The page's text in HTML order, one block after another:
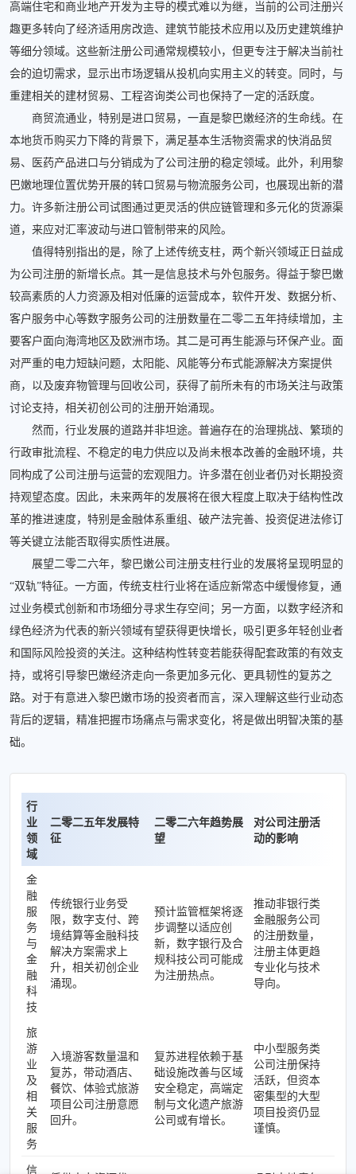
高端住宅和商业地产开发为主导的模式难以为继，当前的公司注册兴
趣更多转向了经济适用房改造、建筑节能技术应用以及历史建筑维护
等细分领域。这些新注册公司通常规模较小，但更专注于解决当前社
会的迫切需求，显示出市场逻辑从投机向实用主义的转变。同时，与
重建相关的建材贸易、工程咨询类公司也保持了一定的活跃度。
商贸流通业，特别是进口贸易，一直是黎巴嫩经济的生命线。在
本地货币购买力下降的背景下，满足基本生活物资需求的快消品贸
易、医药产品进口与分销成为了公司注册的稳定领域。此外，利用黎
巴嫩地理位置优势开展的转口贸易与物流服务公司，也展现出新的潜
力。许多新注册公司试图通过更灵活的供应链管理和多元化的货源渠
道，来应对汇率波动与进口管制带来的风险。
值得特别指出的是，除了上述传统支柱，两个新兴领域正日益成
为公司注册的新增长点。其一是信息技术与外包服务。得益于黎巴嫩
较高素质的人力资源及相对低廉的运营成本，软件开发、数据分析、
客户服务中心等数字服务公司的注册数量在二零二五年持续增加，主
要客户面向海湾地区及欧洲市场。其二是可再生能源与环保产业。面
对严重的电力短缺问题，太阳能、风能等分布式能源解决方案提供
商，以及废弃物管理与回收公司，获得了前所未有的市场关注与政策
讨论支持，相关初创公司的注册开始涌现。
然而，行业发展的道路并非坦途。普遍存在的治理挑战、繁琐的
行政审批流程、不稳定的电力供应以及尚未根本改善的金融环境，共
同构成了公司注册与运营的宏观阻力。许多潜在创业者仍对长期投资
持观望态度。因此，未来两年的发展将在很大程度上取决于结构性改
革的推进速度，特别是金融体系重组、破产法完善、投资促进法修订
等关键立法能否取得实质性进展。
展望二零二六年，黎巴嫩公司注册支柱行业的发展将呈现明显的
“双轨”特征。一方面，传统支柱行业将在适应新常态中缓慢修复，通
过业务模式创新和市场细分寻求生存空间；另一方面，以数字经济和
绿色经济为代表的新兴领域有望获得更快增长，吸引更多年轻创业者
和国际风险投资的关注。这种结构性转变若能获得配套政策的有效支
持，或将引导黎巴嫩经济走向一条更加多元化、更具韧性的复苏之
路。对于有意进入黎巴嫩市场的投资者而言，深入理解这些行业动态
背后的逻辑，精准把握市场痛点与需求变化，将是做出明智决策的基
础。
行
业
领
域
二零二五年发展特
征
二零二六年趋势展
望
对公司注册活
动的影响
金
融
服
务
与
金
融
科
技
传统银行业务受
限，数字支付、跨
境结算等金融科技
解决方案需求上
升，相关初创企业
涌现。
预计监管框架将逐
步调整以适应创
新，数字银行及合
规科技公司可能成
为注册热点。
推动非银行类
金融服务公司
的注册数量，
注册主体更趋
专业化与技术
导向。
旅
游
业
及
相
关
服
务
入境游客数量温和
复苏，带动酒店、
餐饮、体验式旅游
项目公司注册意愿
回升。
复苏进程依赖于基
础设施改善与区域
安全稳定，高端定
制与文化遗产旅游
公司或有增长。
中小型服务类
公司注册保持
活跃，但资本
密集型的大型
项目投资仍显
谨慎。
信